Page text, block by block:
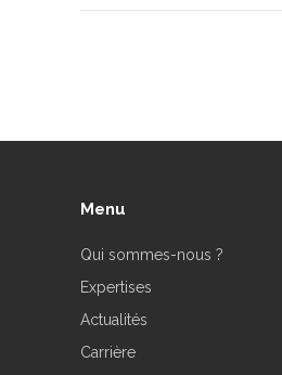
Menu
Qui sommes-nous ?
Expertises
Actualités
Carrière